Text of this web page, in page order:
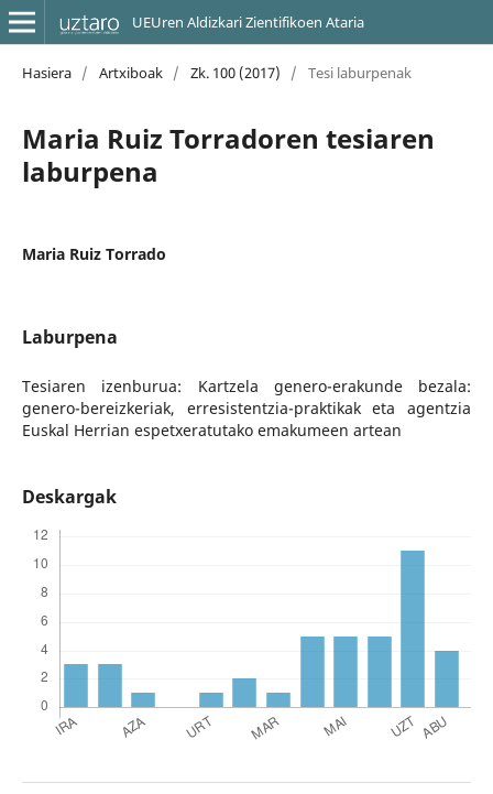
UEUren Aldizkari Zientifikoen Ataria
Hasiera / Artxiboak / Zk. 100 (2017) / Tesi laburpenak
Maria Ruiz Torradoren tesiaren
laburpena
Maria Ruiz Torrado
Laburpena
Tesiaren izenburua: Kartzela genero-erakunde bezala:
genero-bereizkeriak, erresistentzia-praktikak eta agentzia
Euskal Herrian espetxeratutako emakumeen artean
Deskargak